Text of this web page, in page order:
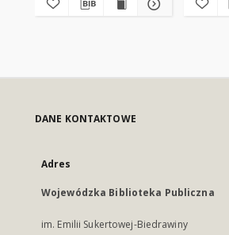
DANE KONTAKTOWE
Adres
Wojewódzka Biblioteka Publiczna
im. Emilii Sukertowej-Biedrawiny